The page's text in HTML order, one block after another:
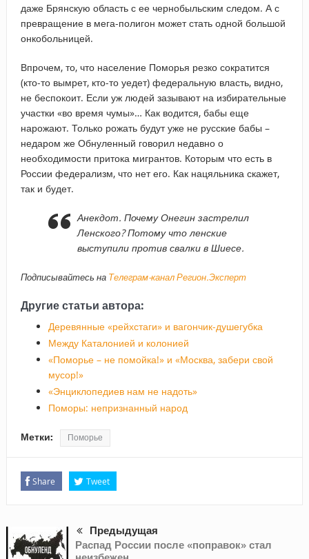
даже Брянскую область с ее чернобыльским следом. А с
превращение в мега-полигон может стать одной большой
онкобольницей.
Впрочем, то, что население Поморья резко сократится
(кто-то вымрет, кто-то уедет) федеральную власть, видно,
не беспокоит. Если уж людей зазывают на избирательные
участки «во время чумы»… Как водится, бабы еще
нарожают. Только рожать будут уже не русские бабы –
недаром же Обнуленный говорил недавно о
необходимости притока мигрантов. Которым что есть в
России федерализм, что нет его. Как нацяльника скажет,
так и будет.
Анекдот. Почему Онегин застрелил
Ленского? Потому что ленские
выступили против свалки в Шиесе.
Подписывайтесь на Телеграм-канал Регион.Эксперт
Другие статьи автора:
Деревянные «рейхстаги» и вагончик-душегубка
Между Каталонией и колонией
«Поморье – не помойка!» и «Москва, забери свой
мусор!»
«Энциклопедиев нам не надоть»
Поморы: непризнанный народ
Метки: Поморье
Share Tweet
Предыдущая
Распад России после «поправок» стал